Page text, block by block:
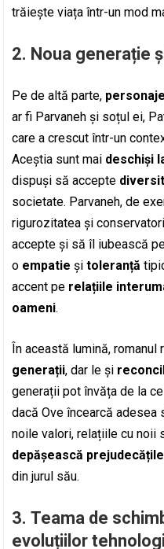
trăiește viața într-un mod
2. Noua generație
Pe de altă parte,
ar fi Parvaneh și soțul ei,
care a crescut într-un
Aceștia sunt mai deschiși
dispuși să accepte
societate. Parvaneh, de
rigurozitatea și
accepte și să îl iubească
o empatie șitoleranță
accent pe relațiile
oameni.
În această lumină, romanul
generații, dar le și
generații pot învăța de la
dacă Ove încearcă
noile valori, relațiile cu
depășească prejudecățile
din jurul său.
3.Teama de
evoluțiilor